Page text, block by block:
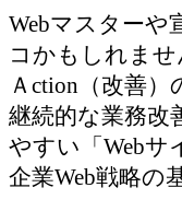
Webマスターや
コかもしれませ
Ａction（改善
継続的な業務改
やすい「Webサ
企業Web戦略の